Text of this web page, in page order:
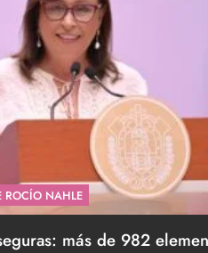
ROCÍO NAHLE
5 mil apoyos a la